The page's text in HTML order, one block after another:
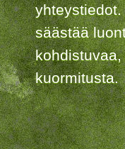
säästää
kuormitusta.